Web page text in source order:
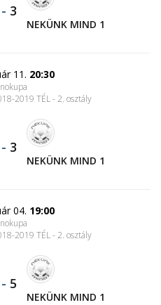
- 3
NEKÜNK MIND 1
11. 20:30
2019 TÉL - 2. osztály
- 3
NEKÜNK MIND 1
04. 19:00
2019 TÉL - 2. osztály
- 5
NEKÜNK MIND 1